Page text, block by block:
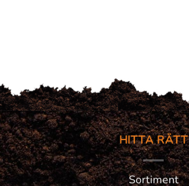
HITTA RÄTT
Sortiment